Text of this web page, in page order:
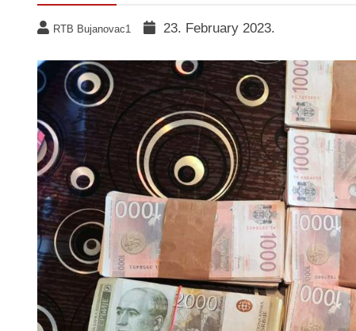
RTB Bujanovac1 23. February 2023.